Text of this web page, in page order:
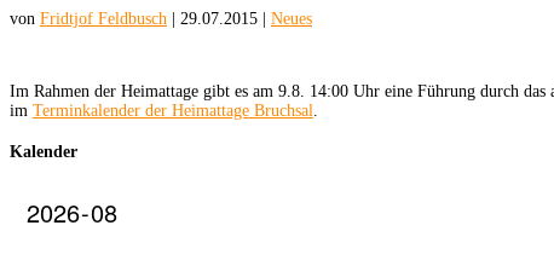
von Fridtjof Feldbusch 29.07.2015 Neues
Im Rahmen der Heimattage gibt es am 9.8. 14:00 Uhr eine Führung durch
im Terminkalender der Heimattage Bruchsal
Kalender